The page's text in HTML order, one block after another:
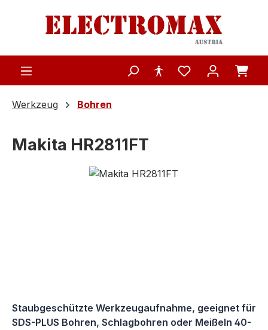
Zum Hauptinhalt springen
Werkzeug Bohren
Makita HR2811FT
Bildergalerie überspringen
Staubgeschützte Werkzeugaufnahme, geeignet für
SDS-PLUS Bohren, Schlagbohren oder Meißeln 40-